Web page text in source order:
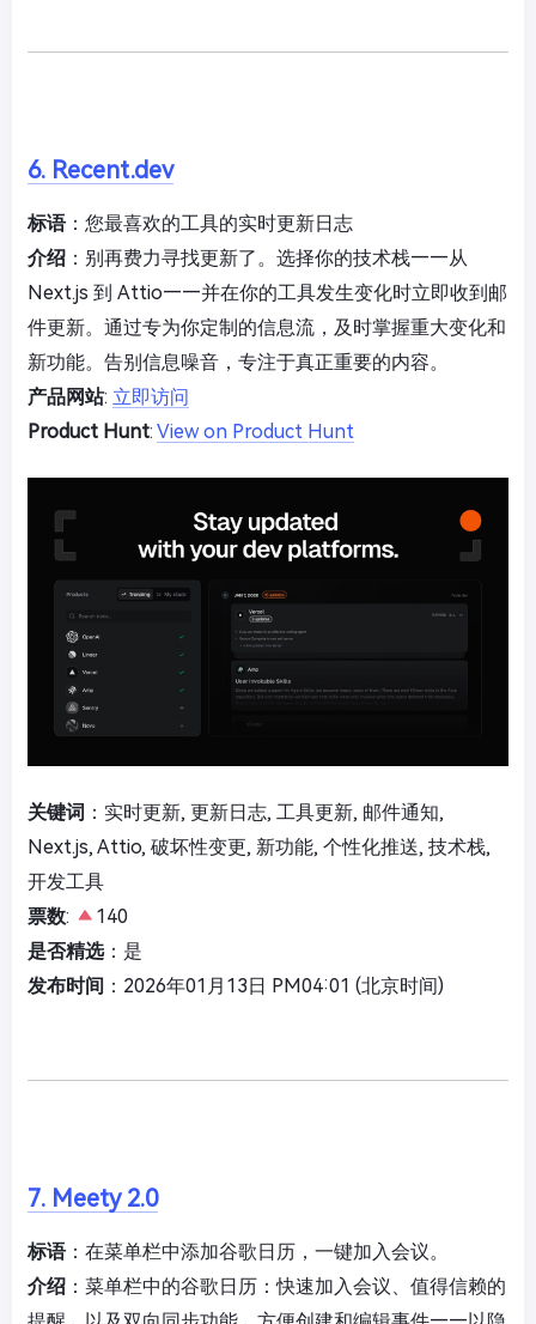
6. Recent.dev
标语：您最喜欢的工具的实时更新日志
介绍 ：别再费力寻找更新了。选择你的技术栈——从
Next.js 到 Attio——并在你的工具发生变化时立即收到邮
件更新。通过专为你定制的信息流，及时掌握重大变化和
新功能。告别信息噪音，专注于真正重要的内容。
产品网站: 立即访问
Product Hunt: View on Product Hunt
关键词 ：实时更新, 更新日志, 工具更新, 邮件通知,
Next.js, Attio, 破坏性变更, 新功能, 个性化推送, 技术栈,
开发工具
票数:
140
是否精选：是
发布时间 ：2026年01月13日 PM04:01 (北京时间)
7. Meety 2.0
标语：在菜单栏中添加谷歌日历，一键加入会议。
介绍 ：菜单栏中的谷歌日历：快速加入会议、值得信赖的